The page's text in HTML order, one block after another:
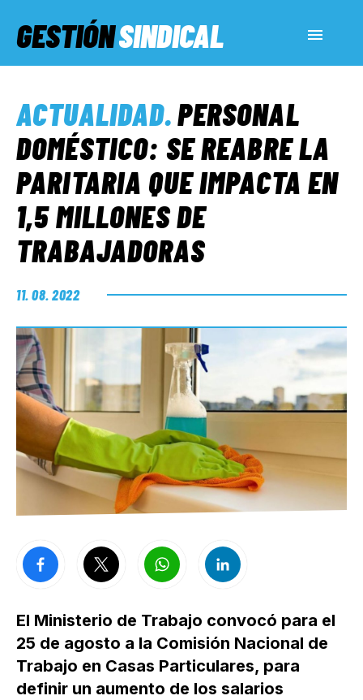
GESTIÓNSINDICAL
SERVICIOS SOCIALES
INFORMES ESPECIALES
FUERA DE MEGÁFONO
EL LADO «G»
ACTUALIDAD.PERSONAL
DOMÉSTICO: SE REABRE LA
PARITARIA QUE IMPACTA EN
1,5 MILLONES DE
TRABAJADORAS
11. 08. 2022
El Ministerio de Trabajo convocó para el
25 de agosto a la Comisión Nacional de
Trabajo en Casas Particulares, para
definir un aumento de los salarios